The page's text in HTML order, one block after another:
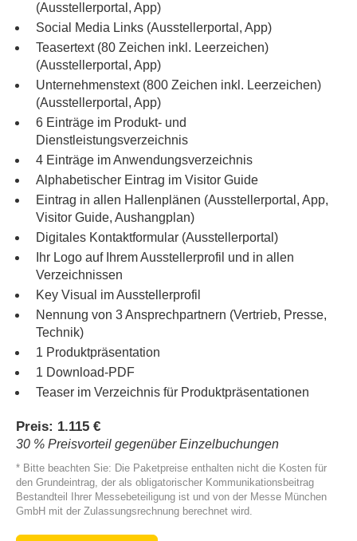
(Ausstellerportal, App)
Social Media Links (Ausstellerportal, App)
Teasertext (80 Zeichen inkl. Leerzeichen)
(Ausstellerportal, App)
Unternehmenstext (800 Zeichen inkl. Leerzeichen)
(Ausstellerportal, App)
6 Einträge im Produkt- und
Dienstleistungsverzeichnis
4 Einträge im Anwendungsverzeichnis
Alphabetischer Eintrag im Visitor Guide
Eintrag in allen Hallenplänen (Ausstellerportal, App,
Visitor Guide, Aushangplan)
Digitales Kontaktformular (Ausstellerportal)
Ihr Logo auf Ihrem Ausstellerprofil und in allen
Verzeichnissen
Key Visual im Ausstellerprofil
Nennung von 3 Ansprechpartnern (Vertrieb, Presse,
Technik)
1 Produktpräsentation
1 Download-PDF
Teaser im Verzeichnis für Produktpräsentationen
Preis: 1.115 €
30 % Preisvorteil gegenüber Einzelbuchungen
* Bitte beachten Sie: Die Paketpreise enthalten nicht die Kosten für
den Grundeintrag, der als obligatorischer Kommunikationsbeitrag
Bestandteil Ihrer Messebeteiligung ist und von der Messe München
GmbH mit der Zulassungsrechnung berechnet wird.